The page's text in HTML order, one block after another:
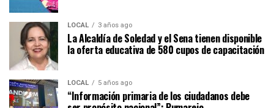
LOCAL 3 años ago
La Alcaldía de Soledad y el Sena tienen disponible
la oferta educativa de 580 cupos de capacitación
LOCAL 5 años ago
“Información primaria de los ciudadanos debe